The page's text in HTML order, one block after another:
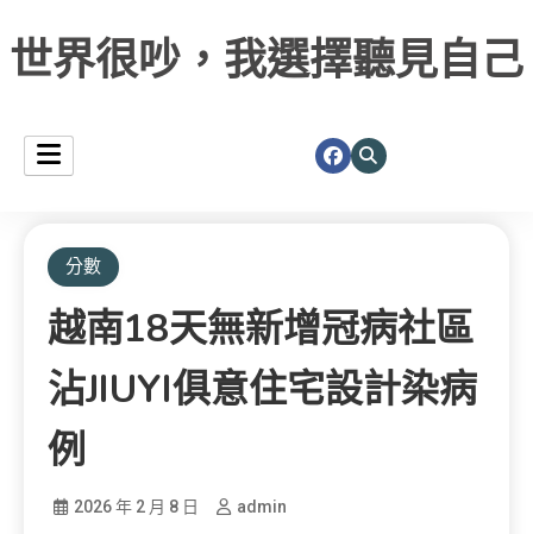
世界很吵，我選擇聽見自己
分數
越南18天無新增冠病社區
沾JIUYI俱意住宅設計染病
例
2026 年 2 月 8 日 admin